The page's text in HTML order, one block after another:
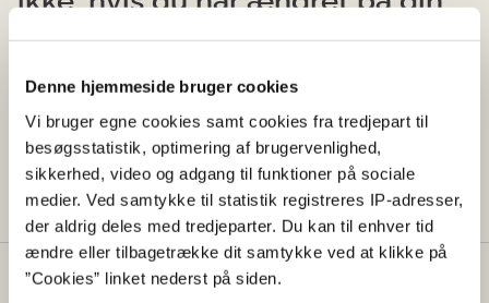
Denne hjemmeside bruger cookies
Vi bruger egne cookies samt cookies fra tredjepart til
besøgsstatistik, optimering af brugervenlighed,
sikkerhed, video og adgang til funktioner på sociale
medier. Ved samtykke til statistik registreres IP-adresser,
der aldrig deles med tredjeparter. Du kan til enhver tid
ændre eller tilbagetrække dit samtykke ved at klikke på
”Cookies” linket nederst på siden.
mark
05-02-2025
Økologi Åben
Opdateret 11-02-2025 kl. 10.44.
Kontakt